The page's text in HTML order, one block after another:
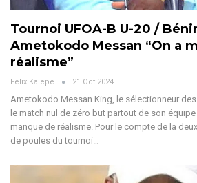
Tournoi UFOA-B U-20 /
Ametokodo Messan “On a
réalisme”
Felix Kalepe 21 Oct 2024
Ametokodo Messan King, le sélectionneur
le match nul de zéro but partout de son
manque de réalisme. Pour le compte de la
de poules du tournoi…